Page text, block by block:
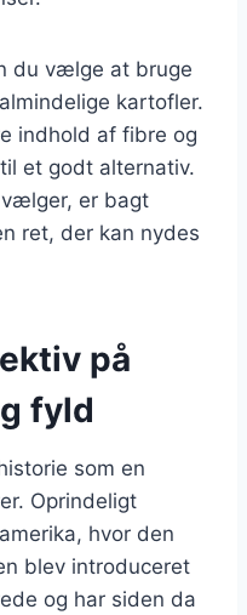
du vælge at bruge
kartofler.
indhold af fibre og
et godt alternativ.
er bagt
ret, der kan nydes
på
fyld
som en
Oprindeligt
hvor den
blev introduceret
og har siden da